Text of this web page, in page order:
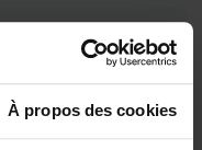
À propos des cookies
Indisponible
de 00:00 à 00:00